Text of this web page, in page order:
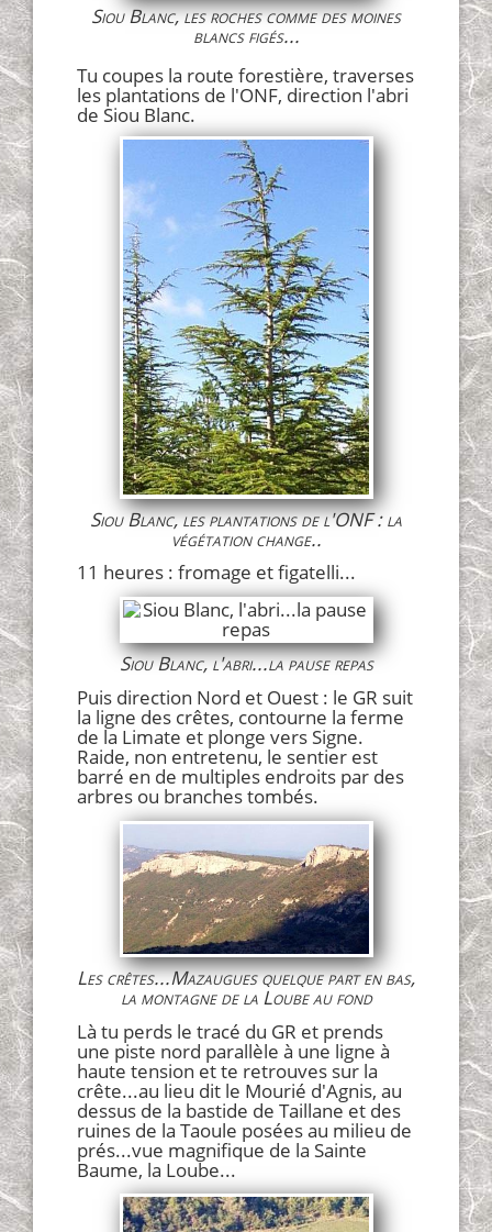
Siou Blanc, les roches comme des moines
blancs figés...
Tu coupes la route forestière, traverses
les plantations de l'ONF, direction l'abri
de Siou Blanc.
Siou Blanc, les plantations de l'ONF : la
végétation change..
11 heures : fromage et figatelli...
Siou Blanc, l'abri...la pause repas
Puis direction Nord et Ouest : le GR suit
la ligne des crêtes, contourne la ferme
de la Limate et plonge vers Signe.
Raide, non entretenu, le sentier est
barré en de multiples endroits par des
arbres ou branches tombés.
Les crêtes...Mazaugues quelque part en bas,
la montagne de la Loube au fond
Là tu perds le tracé du GR et prends
une piste nord parallèle à une ligne à
haute tension et te retrouves sur la
crête...au lieu dit le Mourié d'Agnis, au
dessus de la bastide de Taillane et des
ruines de la Taoule posées au milieu de
prés...vue magnifique de la Sainte
Baume, la Loube...